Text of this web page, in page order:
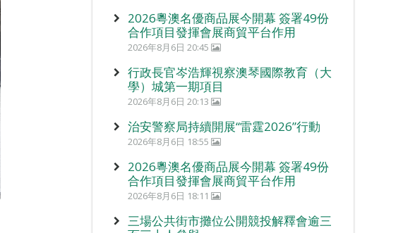
2026粵澳名優商品展今開幕 簽署49份
合作項目發揮會展商貿平台作用
2026年8月6日 20:45
行政長官岑浩輝視察澳琴國際教育（大
學）城第一期項目
2026年8月6日 20:13
治安警察局持續開展“雷霆2026”行動
2026年8月6日 18:55
2026粵澳名優商品展今開幕 簽署49份
合作項目發揮會展商貿平台作用
2026年8月6日 18:11
三場公共街市攤位公開競投解釋會逾三